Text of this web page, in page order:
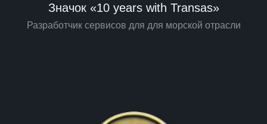
Значок «10 years with Transas»
Разработчик сервисов для для морской отрасли